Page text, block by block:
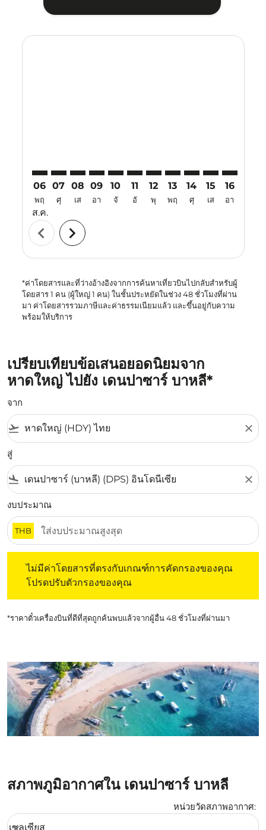
06
พฤ
ส.ค.
07
ศุ
08
เส
09
อา
10
จั
11
อั
12
พุ
13
พฤ
14
ศุ
15
เส
16
อา
chevron_left chevron_right
*ค่าโดยสารและที่ว่างอ้างอิงจากการค้นหาเที่ยวบินไปกลับสำหรับผู้
โดยสาร 1 คน (ผู้ใหญ่ 1 คน) ในชั้นประหยัดในช่วง 48 ชั่วโมงที่ผ่าน
มา ค่าโดยสารรวมภาษีและค่าธรรมเนียมแล้ว และขึ้นอยู่กับความ
พร้อมให้บริการ
เปรียบเทียบข้อเสนอยอดนิยมจาก
หาดใหญ่ ไปยัง เดนปาซาร์ บาหลี*
จาก
flight_takeoff close
สู่
flight_land close
งบประมาณ
THB
ไม่มีค่าโดยสารที่ตรงกับเกณฑ์การคัดกรองของคุณ
โปรดปรับตัวกรองของคุณ
*ราคาตั๋วเครื่องบินที่ดีที่สุดถูกค้นพบแล้วจากผู้อื่น 48 ชั่วโมงที่ผ่านมา
สภาพภูมิอากาศใน เดนปาซาร์ บาหลี
หน่วยวัดสภาพอากาศ:
Weather unit option เซลเซียส Selected
เซลเซียส
keyboard_arrow_down